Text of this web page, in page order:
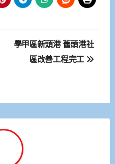
學甲區新頭港 舊頭港社
區改善工程完工